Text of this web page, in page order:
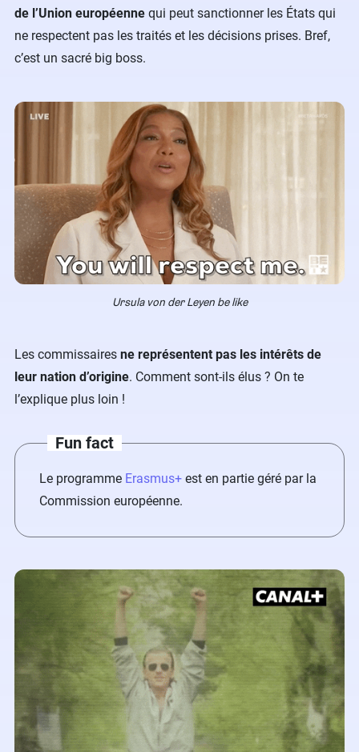
de l’Union européenne qui peut sanctionner les États qui
ne respectent pas les traités et les décisions prises. Bref,
c’est un sacré big boss.
Ursula von der Leyen be like
Les commissaires ne représentent pas les intérêts de
leur nation d’origine. Comment sont-ils élus ? On te
l’explique plus loin !
Fun fact
Le programme Erasmus+ est en partie géré par la
Commission européenne.